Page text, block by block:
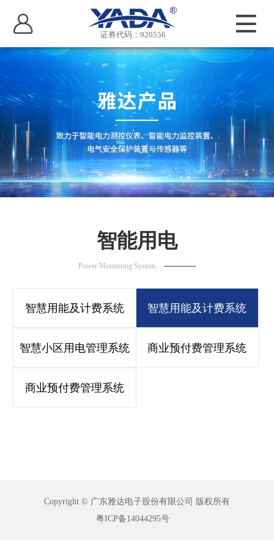
证券代码：920556
智能用电
Power Monitoring System
智慧用能及计费系统 智慧用能及计费系统
智慧小区用电管理系统 商业预付费管理系统
商业预付费管理系统
Copyright © 广东雅达电子股份有限公司 版权所有
粤ICP备14044295号